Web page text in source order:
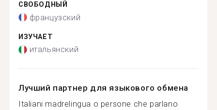
СВОБОДНЫЙ
французский
ИЗУЧАЕТ
итальянский
Лучший партнер для языкового обмена
Italiani madrelingua o persone che parlano